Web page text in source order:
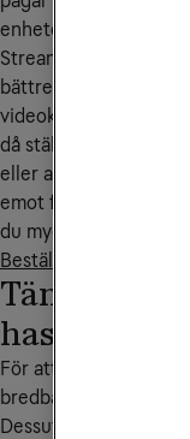
enheter.
Streamingtjänsterna
bättre. Idag kan du
videokvaliteten
då ställs högre krav
eller appar till
emot filer. Så även
du mycket väl ha
Beställ bredband
Tänk på
hastighet
För att sammanfatta
Dessutom – här